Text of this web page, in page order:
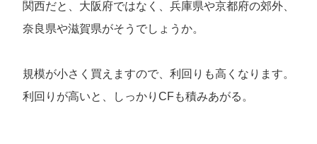
関西だと、大阪府ではなく、兵庫県や京都府の郊外、
奈良県や滋賀県がそうでしょうか。
規模が小さく買えますので、利回りも高くなります。
利回りが高いと、しっかりCFも積みあがる。